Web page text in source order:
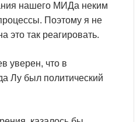
нашего МИДа неким
Поэтому я не
это так реагировать.
уверен, что в
Лу был политический